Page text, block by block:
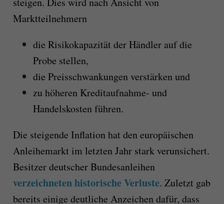
Marktteilnehmern
die Risikokapazität der Händler auf die
Probe stellen,
die Preisschwankungen verstärken und
zu höheren Kreditaufnahme- und
Handelskosten führen.
Die steigende Inflation hat den europäischen
Anleihemarkt im letzten Jahr stark verunsichert.
Besitzer deutscher Bundesanleihen
verzeichneten historische Verluste. Zuletzt gab
bereits einige deutliche Anzeichen dafür, dass